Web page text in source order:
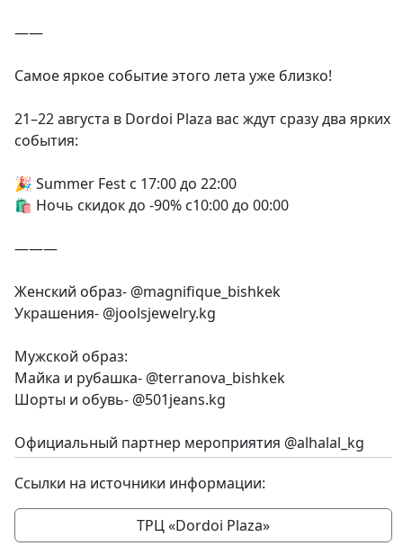
——
Самое яркое событие этого лета уже близко!
21–22 августа в Dordoi Plaza вас ждут сразу два ярких
события:
🎉 Summer Fest с 17:00 до 22:00
🛍 Ночь скидок до -90% с10:00 до 00:00
———
Женский образ- @magnifique_bishkek
Украшения- @joolsjewelry.kg
Мужской образ:
Майка и рубашка- @terranova_bishkek
Шорты и обувь- @501jeans.kg
Официальный партнер мероприятия @alhalal_kg
Ссылки на источники информации:
ТРЦ «Dordoi Plaza»